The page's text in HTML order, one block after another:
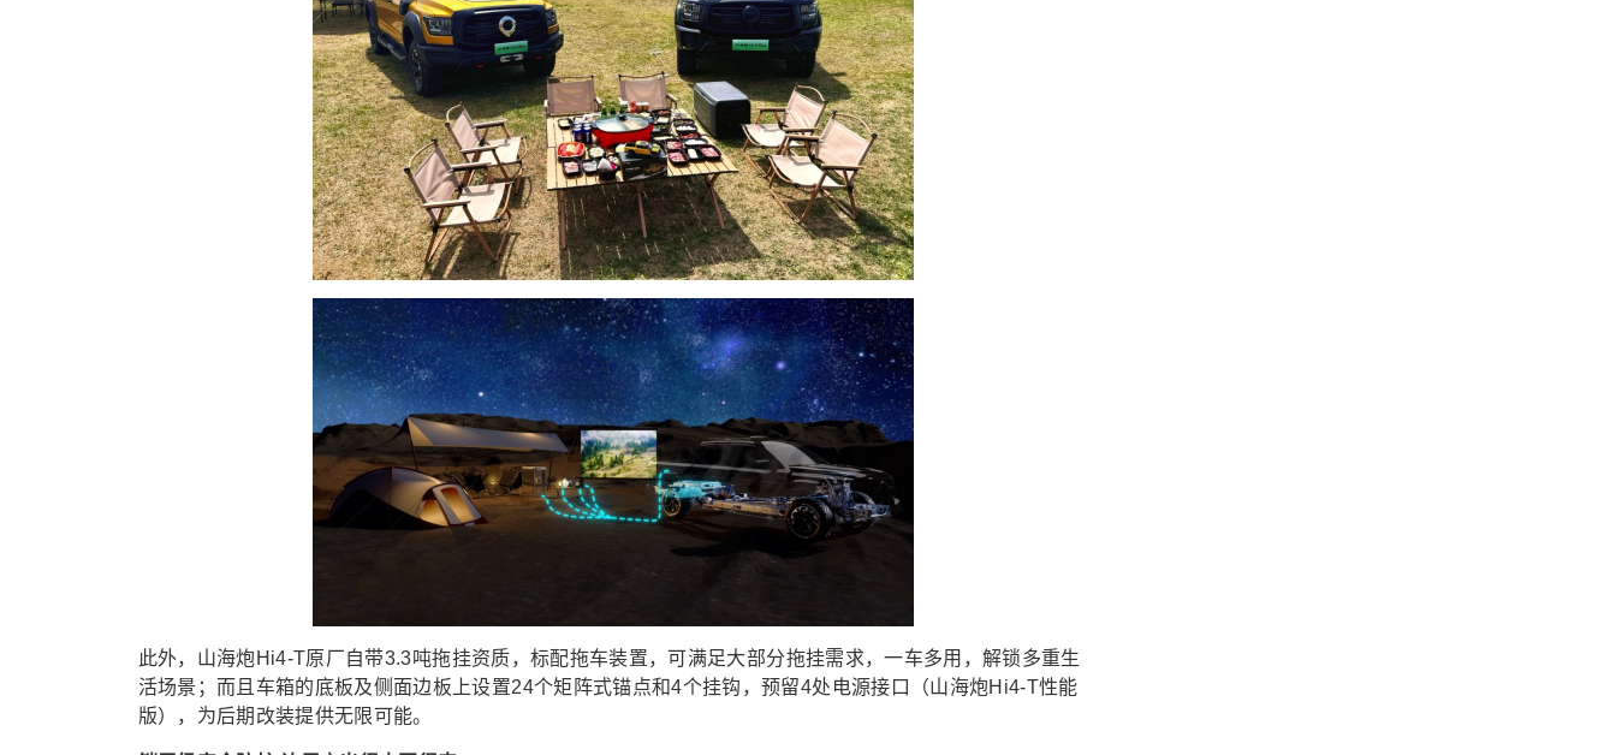
此外，山海炮Hi4-T原厂自带3.3吨拖挂资质，标配拖车装置，可满足大部分拖挂需求，一车多用，解锁多重生
活场景；而且车箱的底板及侧面边板上设置24个矩阵式锚点和4个挂钩，预留4处电源接口（山海炮Hi4-T性能
版），为后期改装提供无限可能。